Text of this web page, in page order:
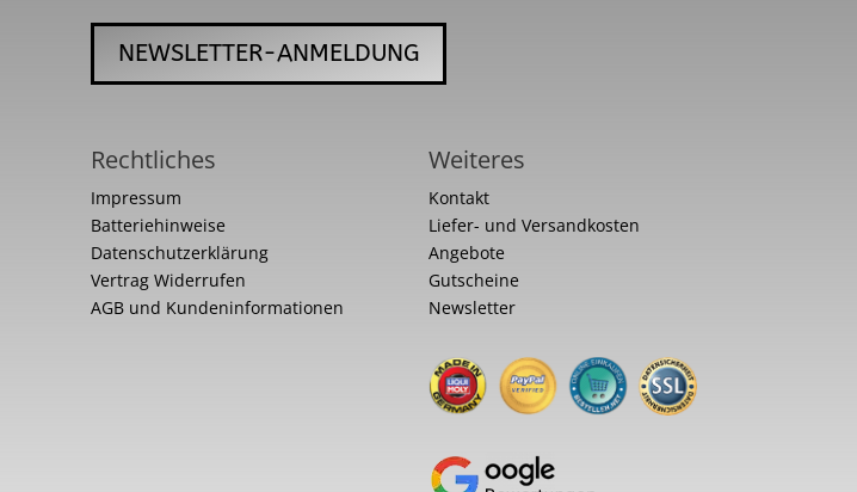
NEWSLETTER-ANMELDUNG
Rechtliches
Impressum
Batteriehinweise
Datenschutzerklärung
Vertrag Widerrufen
AGB und Kundeninformationen
Weiteres
Kontakt
Liefer- und Versandkosten
Angebote
Gutscheine
Newsletter